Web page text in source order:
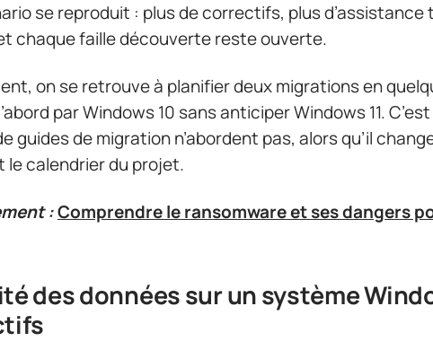
se reproduit : plus de correctifs, plus d’assistance
chaque faille découverte reste ouverte.
on se retrouve à planifier deux migrations en
par Windows 10 sans anticiper Windows 11.
guides de migration n’abordent pas, alors qu’il
le calendrier du projet.
:Comprendre le ransomware et ses dangers
des données sur un système